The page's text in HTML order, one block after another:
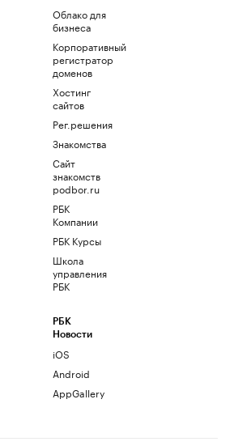
Облако для
бизнеса
Корпоративный
регистратор
доменов
Хостинг
сайтов
Рег.решения
Знакомства
Сайт
знакомств
podbor.ru
РБК
Компании
РБК Курсы
Школа
управления
РБК
РБК
Новости
iOS
Android
AppGallery